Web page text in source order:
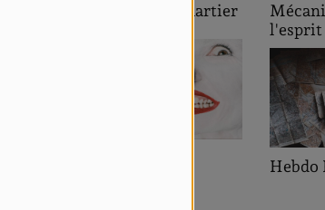
Mécanique de
Hebdo Polyglotte